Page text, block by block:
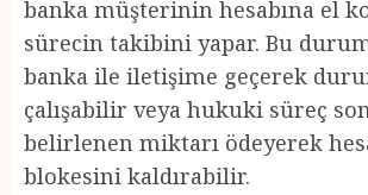
banka müşterinin hesabına el
sürecin takibini yapar. Bu
banka ile iletişime geçerek
çalışabilir veya hukuki süreç
belirlenen miktarı ödeyerek
blokesini kaldırabilir.